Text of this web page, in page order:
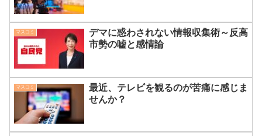
マスコミ
デマに惑わされない情報収集術～反高
市勢の嘘と感情論
マスコミ
最近、テレビを観るのが苦痛に感じま
せんか？